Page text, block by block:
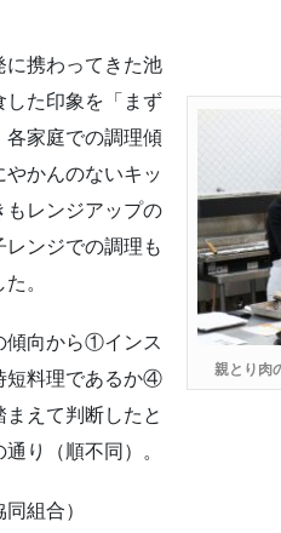
親とり肉
に携わってきた池
した印象を「まず
各家庭での調理傾
かんのないキッ
もレンジアップの
レンジでの調理も
。
傾向から①インス
短料理であるか④
えて判断したと
り（順不同）。
組合）